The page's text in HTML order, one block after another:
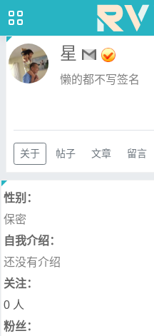
星
懒的都不写签名
关于 帖子 文章 留言
性别：
保密
自我介绍：
还没有介绍
关注：
0 人
粉丝：